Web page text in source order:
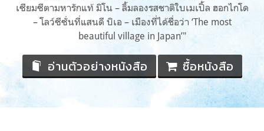
เซียมซีตามหารักแท้ มิโน – ลิ้มลองรสชาติใบเมเปิ้ล ฮอกไกโด
– โลว์ซีซั่นที่แสนดี บิเอ – เมืองที่ได้ชื่อว่า ‘The most
beautiful village in Japan’"
อ่านตัวอย่างหนังสือ ซื้อหนังสือ